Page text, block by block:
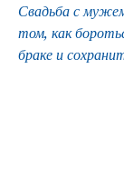
Свадьба с
том, как
браке и